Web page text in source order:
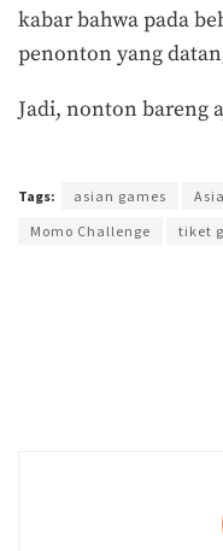
kabar bahwa pada
penonton yang
Jadi, nonton bareng
Tags: asian games
Momo Challenge
tiket